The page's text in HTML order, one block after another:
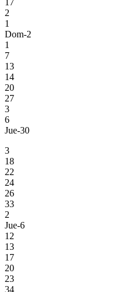
2
1
Dom-2
1
7
13
14
20
27
3
6
Jue-30
3
18
22
24
26
33
2
Jue-6
12
13
17
20
23
34